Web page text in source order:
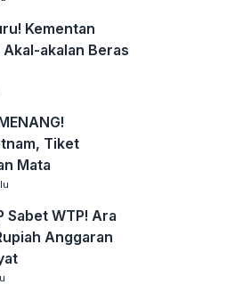
Kementan
akalan Beras
Tiket
Mata
Sabet WTP! Ara
Anggaran